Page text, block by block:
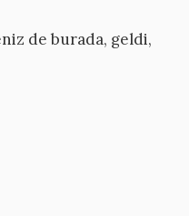
de burada, geldi,